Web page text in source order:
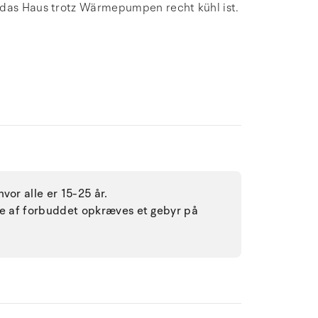
Haus trotz Wärmepumpen recht kühl ist.
alle er 15-25 år.
af forbuddet opkræves et gebyr på